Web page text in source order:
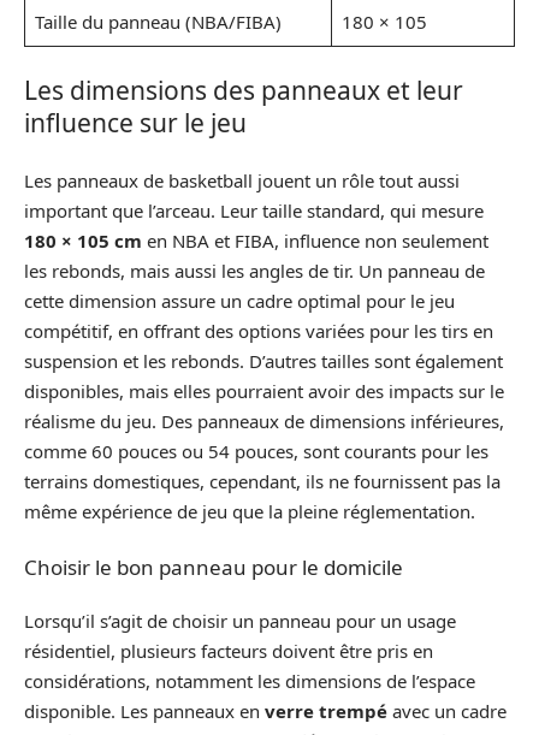
Taille du panneau (NBA/FIBA)
180 × 105
Les dimensions des panneaux et leur
influence sur le jeu
Les panneaux de basketball jouent un rôle tout aussi
important que l’arceau. Leur taille standard, qui mesure
180 × 105 cm en NBA et FIBA, influence non seulement
les rebonds, mais aussi les angles de tir. Un panneau de
cette dimension assure un cadre optimal pour le jeu
compétitif, en offrant des options variées pour les tirs en
suspension et les rebonds. D’autres tailles sont également
disponibles, mais elles pourraient avoir des impacts sur le
réalisme du jeu. Des panneaux de dimensions inférieures,
comme 60 pouces ou 54 pouces, sont courants pour les
terrains domestiques, cependant, ils ne fournissent pas la
même expérience de jeu que la pleine réglementation.
Choisir le bon panneau pour le domicile
Lorsqu’il s’agit de choisir un panneau pour un usage
résidentiel, plusieurs facteurs doivent être pris en
considérations, notamment les dimensions de l’espace
disponible. Les panneaux en verre trempé avec un cadre